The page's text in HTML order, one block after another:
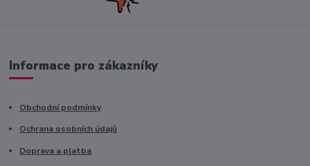
Informace pro zákazníky
Obchodní podmínky
Ochrana osobních údajů
Doprava a platba